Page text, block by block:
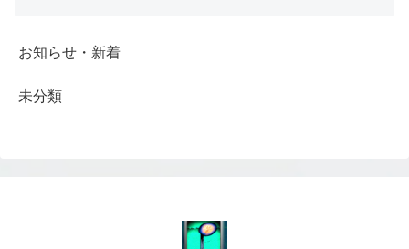
お知らせ・新着
未分類